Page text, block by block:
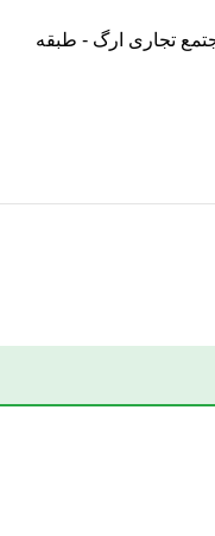
تجاری ارگ - طبقه